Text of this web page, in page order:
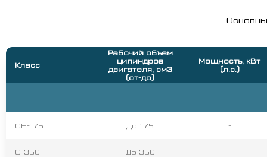
Класс
Рабочий объем
цилиндров
двигателя, см3
(от-до)
Мощность, кВт
(л.с.)
СН-175 До 175 -
С-350 До 350 -